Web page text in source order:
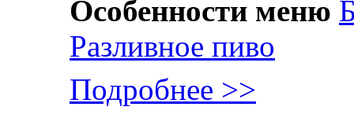
Особенности меню
Разливное пиво
Подробнее >>